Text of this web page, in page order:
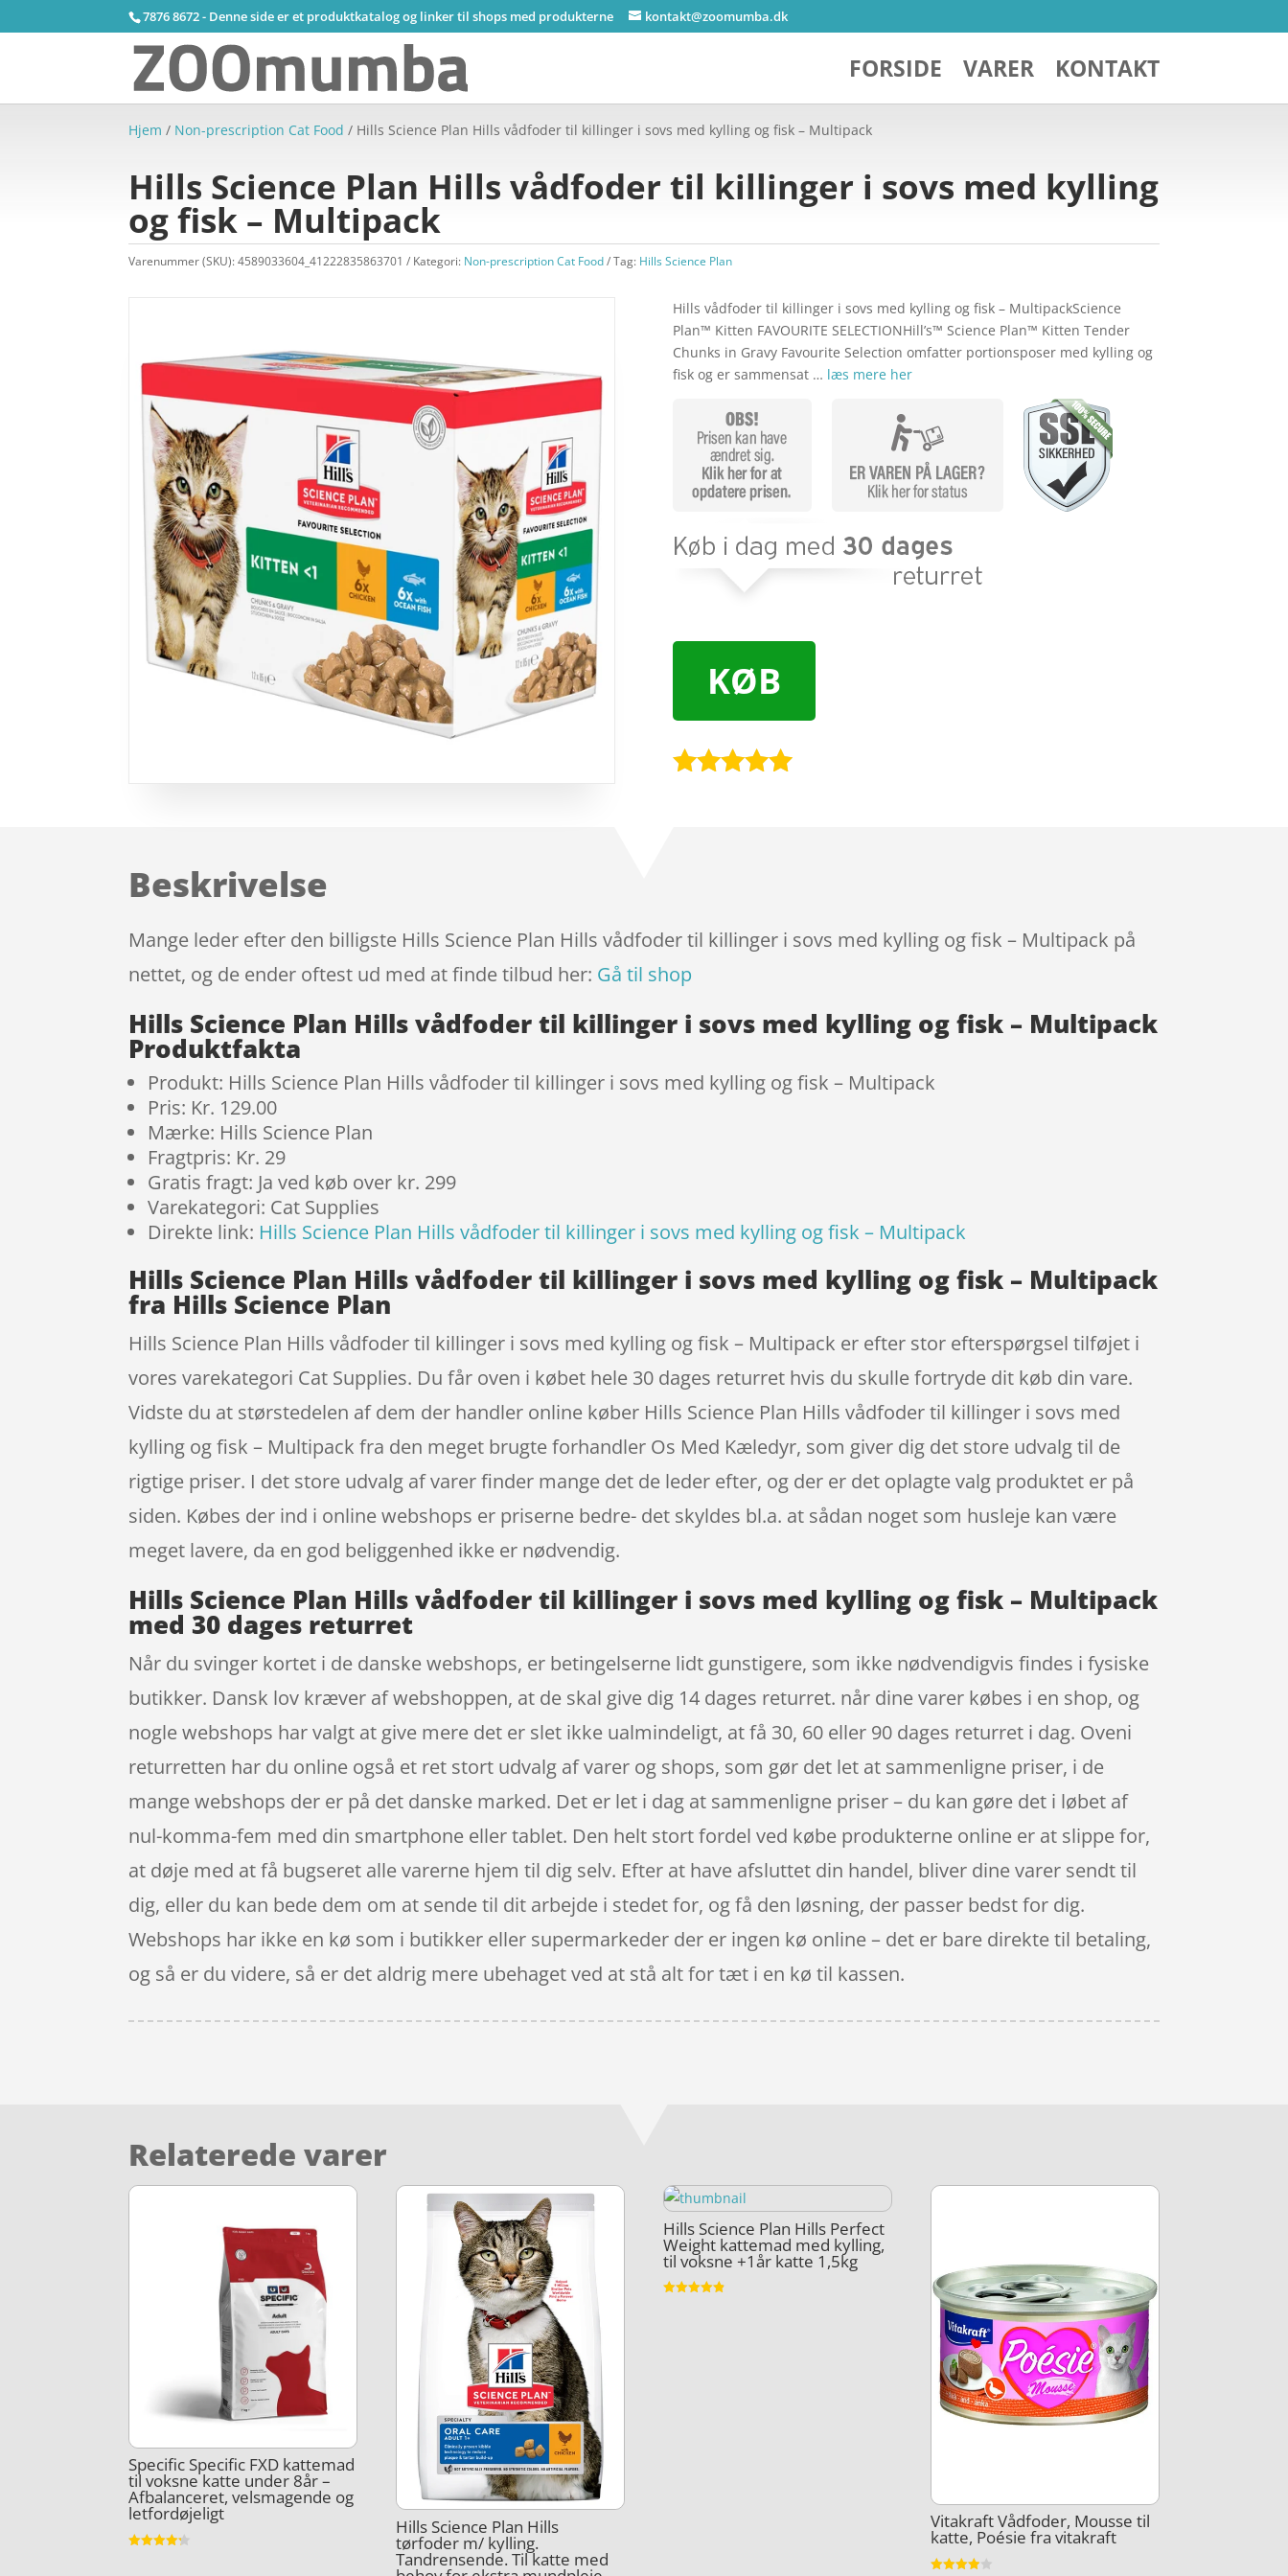
7876 8672 - Denne side er et produktkatalog og linker til shops med produkterne kontakt@zoomumba.dk
FORSIDE VARER KONTAKT
Hjem / Non-prescription Cat Food / Hills Science Plan Hills vådfoder til killinger i sovs med kylling og fisk – Multipack
Hills Science Plan Hills vådfoder til killinger i sovs med kylling
og fisk – Multipack
Varenummer (SKU):4589033604_41222835863701 Kategori: Non-prescription Cat Food Tag: Hills Science Plan
Hills vådfoder til killinger i sovs med kylling og fisk – MultipackScience
Plan™ Kitten FAVOURITE SELECTIONHill’s™ Science Plan™ Kitten Tender
Chunks in Gravy Favourite Selection omfatter portionsposer med kylling og
fisk og er sammensat … læs mere her
KØB
Beskrivelse
Mange leder efter den billigste Hills Science Plan Hills vådfoder til killinger i sovs med kylling og fisk – Multipack på
nettet, og de ender oftest ud med at finde tilbud her: Gå til shop
Hills Science Plan Hills vådfoder til killinger i sovs med kylling og fisk – Multipack
Produktfakta
Produkt: Hills Science Plan Hills vådfoder til killinger i sovs med kylling og fisk – Multipack
Pris: Kr. 129.00
Mærke: Hills Science Plan
Fragtpris: Kr. 29
Gratis fragt: Ja ved køb over kr. 299
Varekategori: Cat Supplies
Direkte link: Hills Science Plan Hills vådfoder til killinger i sovs med kylling og fisk – Multipack
Hills Science Plan Hills vådfoder til killinger i sovs med kylling og fisk – Multipack
fra Hills Science Plan
Hills Science Plan Hills vådfoder til killinger i sovs med kylling og fisk – Multipack er efter stor efterspørgsel tilføjet i
vores varekategori Cat Supplies. Du får oven i købet hele 30 dages returret hvis du skulle fortryde dit køb din vare.
Vidste du at størstedelen af dem der handler online køber Hills Science Plan Hills vådfoder til killinger i sovs med
kylling og fisk – Multipack fra den meget brugte forhandler Os Med Kæledyr, som giver dig det store udvalg til de
rigtige priser. I det store udvalg af varer finder mange det de leder efter, og der er det oplagte valg produktet er på
siden. Købes der ind i online webshops er priserne bedre- det skyldes bl.a. at sådan noget som husleje kan være
meget lavere, da en god beliggenhed ikke er nødvendig.
Hills Science Plan Hills vådfoder til killinger i sovs med kylling og fisk – Multipack
med 30 dages returret
Når du svinger kortet i de danske webshops, er betingelserne lidt gunstigere, som ikke nødvendigvis findes i fysiske
butikker. Dansk lov kræver af webshoppen, at de skal give dig 14 dages returret. når dine varer købes i en shop, og
nogle webshops har valgt at give mere det er slet ikke ualmindeligt, at få 30, 60 eller 90 dages returret i dag. Oveni
returretten har du online også et ret stort udvalg af varer og shops, som gør det let at sammenligne priser, i de
mange webshops der er på det danske marked. Det er let i dag at sammenligne priser – du kan gøre det i løbet af
nul-komma-fem med din smartphone eller tablet. Den helt stort fordel ved købe produkterne online er at slippe for,
at døje med at få bugseret alle varerne hjem til dig selv. Efter at have afsluttet din handel, bliver dine varer sendt til
dig, eller du kan bede dem om at sende til dit arbejde i stedet for, og få den løsning, der passer bedst for dig.
Webshops har ikke en kø som i butikker eller supermarkeder der er ingen kø online – det er bare direkte til betaling,
og så er du videre, så er det aldrig mere ubehaget ved at stå alt for tæt i en kø til kassen.
Relaterede varer
Specific Specific FXD kattemad
til voksne katte under 8år –
Afbalanceret, velsmagende og
letfordøjeligt
Hills Science Plan Hills
tørfoder m/ kylling.
Tandrensende. Til katte med
Hills Science Plan Hills Perfect
Weight kattemad med kylling,
til voksne +1år katte 1,5kg
Vitakraft Vådfoder, Mousse til
katte, Poésie fra vitakraft